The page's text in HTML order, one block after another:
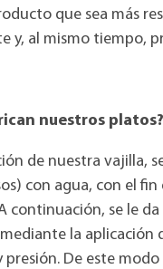
que sea más
y, al mismo tiempo,
nuestros platos?
de nuestra vajilla,
con agua, con el
continuación, se le
la aplicación
De este modo